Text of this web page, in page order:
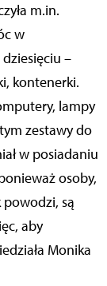
m.in.
w
–
kontenerki.
lampy
zestawy do
w posiadaniu
osoby,
powodzi, są
aby
Monika